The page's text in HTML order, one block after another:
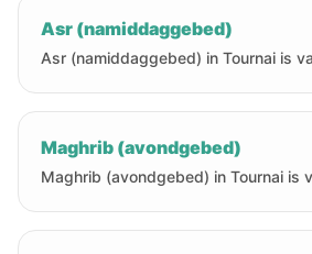
Asr (namiddaggebed)
Asr (namiddaggebed) in Tournai is
Maghrib (avondgebed)
Maghrib (avondgebed) in Tournai is